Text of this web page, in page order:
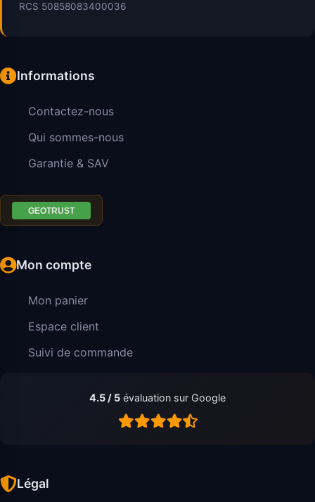
RCS 50858083400036
Informations
Contactez-nous
Qui sommes-nous
Garantie & SAV
Mon compte
Mon panier
Espace client
Suivi de commande
4.5 / 5 évaluation sur Google
Légal